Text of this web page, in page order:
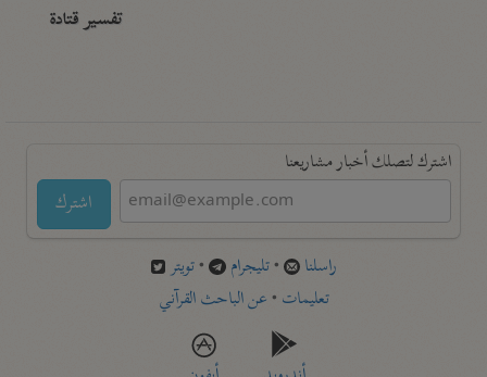
تفسير قتادة
اشترك لتصلك أخبار مشاريعنا
اشترك
راسلنا •تليجرام •تويتر
تعليمات •عن الباحث القرآني